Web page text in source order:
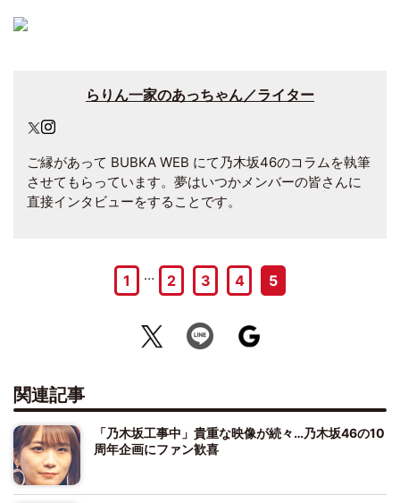
らりん一家のあっちゃん／ライター
ご縁があって BUBKA WEB にて乃木坂46のコラムを執筆
させてもらっています。夢はいつかメンバーの皆さんに
直接インタビューをすることです。
1 … 2 3 4 5
関連記事
「乃木坂工事中」貴重な映像が続々…乃木坂46の10
周年企画にファン歓喜